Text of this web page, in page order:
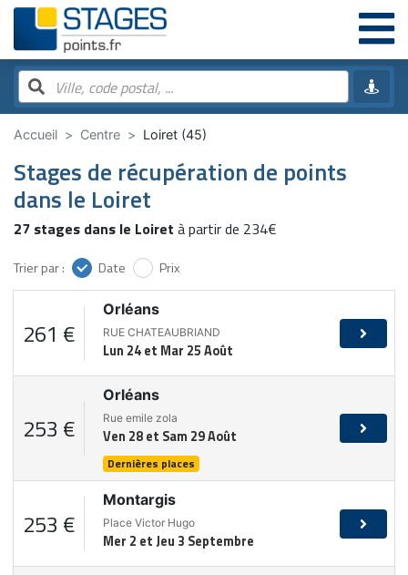
Accueil Centre Loiret (45)
Stages de récupération de points
dans le Loiret
27 stages dans le Loiret à partir de 234€
Trier par : Date Prix
261 €
Orléans
RUE CHATEAUBRIAND
Lun 24 et Mar 25 Août
253 €
Orléans
Rue emile zola
Ven 28 et Sam 29 Août
Dernières places
253 €
Montargis
Place Victor Hugo
Mer 2 et Jeu 3 Septembre